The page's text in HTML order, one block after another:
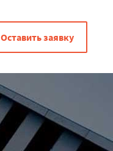
Оставить заявку